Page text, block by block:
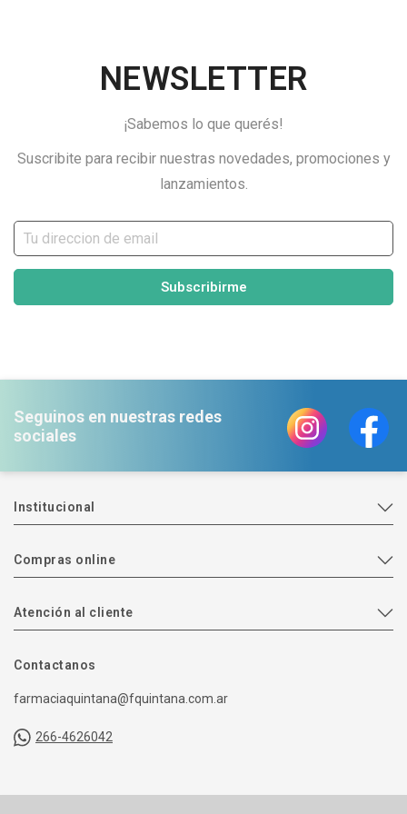
NEWSLETTER
¡Sabemos lo que querés!
Suscribite para recibir nuestras novedades, promociones y
lanzamientos.
Subscribirme
Seguinos en nuestras redes
sociales
Institucional
Compras online
Atención al cliente
Contactanos
farmaciaquintana@fquintana.com.ar
266-4626042